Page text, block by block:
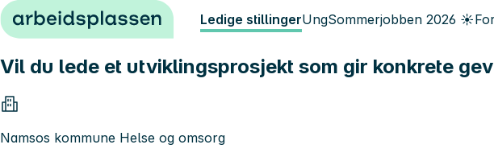
Hopp til innhold Ledige stillingerUngSommerjobben 2026 ☀️
Vil du lede et utviklingsprosjekt som gir konkrete
Namsos kommune Helse og omsorg